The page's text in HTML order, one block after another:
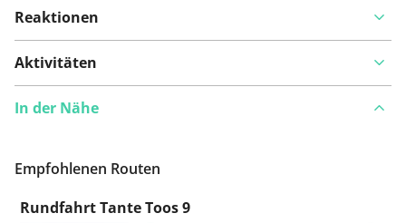
Reaktionen
Aktivitäten
In der Nähe
Empfohlenen Routen
Rundfahrt Tante Toos 9